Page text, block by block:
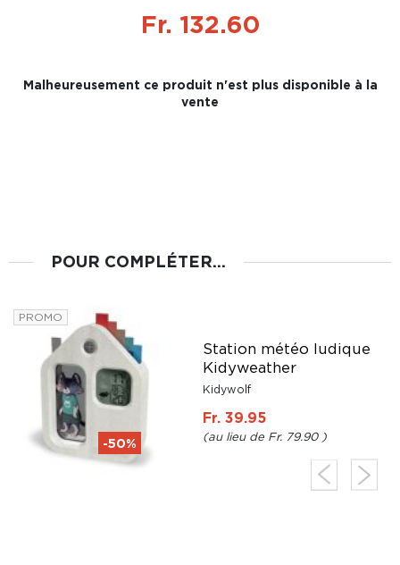
Fr. 132.60
Malheureusement ce produit n'est plus disponible à la
vente
POUR COMPLÉTER...
PROMO
Station météo ludique
Kidyweather
Kidywolf
Fr. 39.95
Fr. 79.90
-50%